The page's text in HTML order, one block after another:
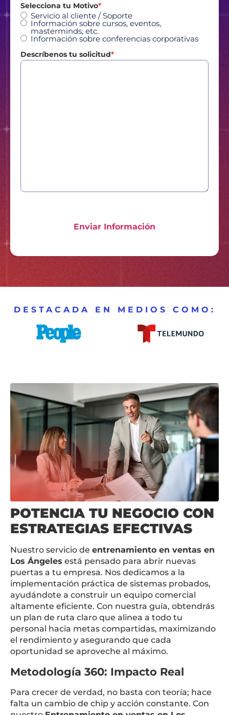
Selecciona tu Motivo*
Servicio al cliente / Soporte
Información sobre cursos, eventos,
masterminds, etc.
Información sobre conferencias corporativas
Descríbenos tu solicitud*
Enviar Información
DESTACADA EN MEDIOS COMO:
POTENCIA TU NEGOCIO CON
ESTRATEGIAS EFECTIVAS
Nuestro servicio de entrenamiento en ventas en
Los Ángeles está pensado para abrir nuevas
puertas a tu empresa. Nos dedicamos a la
implementación práctica de sistemas probados,
ayudándote a construir un equipo comercial
altamente eficiente. Con nuestra guía, obtendrás
un plan de ruta claro que alinea a todo tu
personal hacia metas compartidas, maximizando
el rendimiento y asegurando que cada
oportunidad se aproveche al máximo.
Metodología 360: Impacto Real
Para crecer de verdad, no basta con teoría; hace
falta un cambio de chip y acción constante. Con